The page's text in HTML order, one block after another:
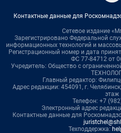
Контактные данные для
Сетевое издание
Зарегистрировано Федеральной
информационных технологий и
Регистрационный номер и дата
ФС 77-84712 от
Учредитель: Общество с
Главный редактор:
Адрес редакции: 454091, г.
этаж
Телефон: +7
Электронный адрес
Контактные данные для
Техподдержка: